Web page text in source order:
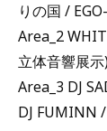
りの国 /
Area_2
立体音響展
Area_3 DJ
DJ FUMINN